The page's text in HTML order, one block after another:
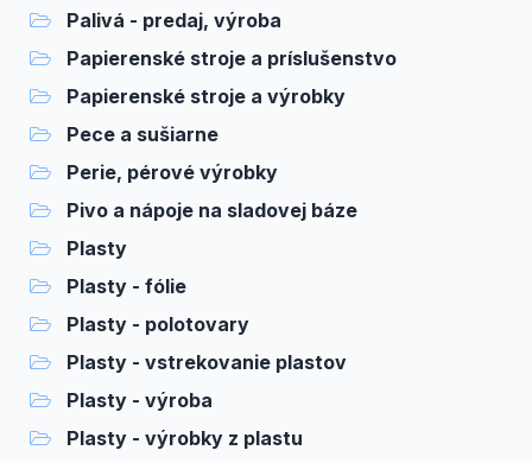
Palivá - predaj, výroba
Papierenské stroje a príslušenstvo
Papierenské stroje a výrobky
Pece a sušiarne
Perie, pérové výrobky
Pivo a nápoje na sladovej báze
Plasty
Plasty - fólie
Plasty - polotovary
Plasty - vstrekovanie plastov
Plasty - výroba
Plasty - výrobky z plastu